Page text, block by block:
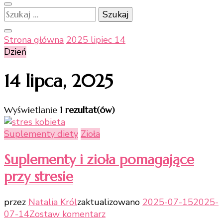
Szukaj:
Strona główna 2025 lipiec 14
Dzień
14 lipca, 2025
Wyświetlanie 1 rezultat(ów)
Suplementy diety Zioła
Suplementy i zioła pomagające
przy stresie
przez Natalia Królzaktualizowano 2025-07-152025-
07-14Zostaw komentarzdo